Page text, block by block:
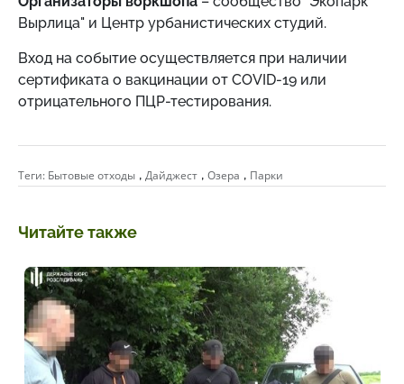
Вырлица" и Центр урбанистических студий.
Вход на событие осуществляется при наличии
сертификата о вакцинации от COVID-19 или
отрицательного ПЦР-тестирования.
Теги: Бытовые отходы , Дайджест , Озера , Парки
Читайте также